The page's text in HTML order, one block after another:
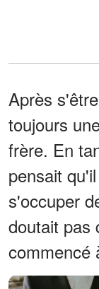
Après
toujours
frère. En
pensait
s'occuper
doutait pas
commencé